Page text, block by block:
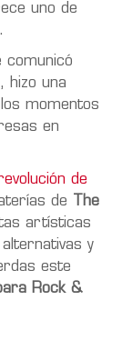
uno de
comunicó
hizo una
momentos
en
de
de
The
artísticas
y
este
Rock &